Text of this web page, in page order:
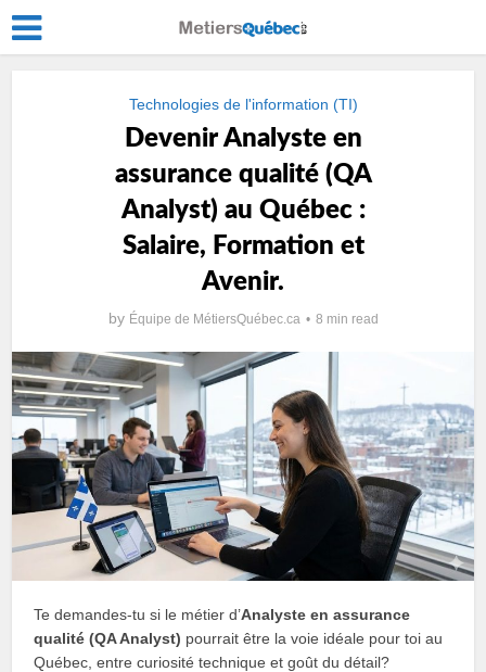
Technologies de l'information (TI)
Devenir Analyste en
assurance qualité (QA
Analyst) au Québec :
Salaire, Formation et
Avenir.
by Équipe de MétiersQuébec.ca 8 min read
Te demandes-tu si le métier d’Analyste en assurance
qualité (QA Analyst) pourrait être la voie idéale pour toi au
Québec, entre curiosité technique et goût du détail?